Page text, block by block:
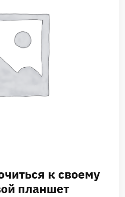
к своему
планшет